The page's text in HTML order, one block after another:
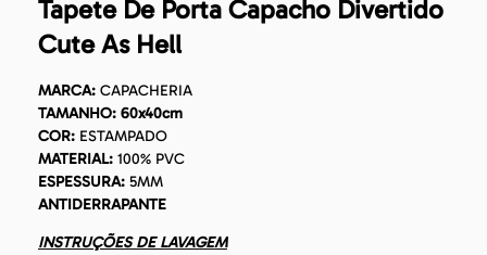
Tapete De Porta Capacho Divertido
Cute As Hell
MARCA: CAPACHERIA
TAMANHO: 60x40cm
COR: ESTAMPADO
MATERIAL: 100% PVC
ESPESSURA: 5MM
ANTIDERRAPANTE
INSTRUÇÕES DE LAVAGEM